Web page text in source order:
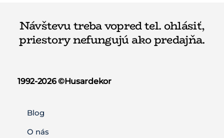
Návštevu treba vopred tel. ohlásiť,
priestory nefungujú ako predajňa.
1992-2026 ©️Husardekor
Blog
O nás